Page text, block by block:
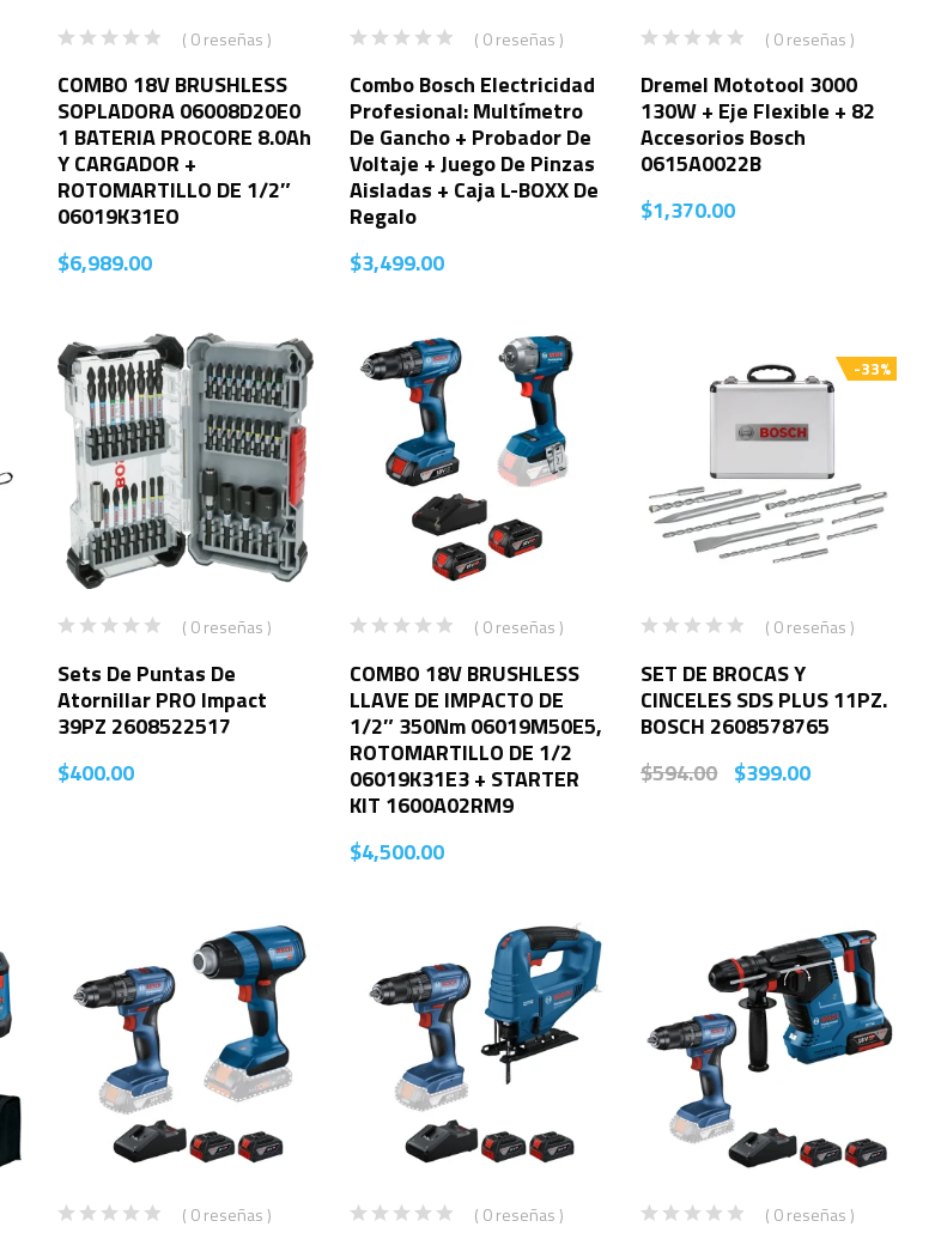
( 0 reseñas )
COMBO 18V BRUSHLESS
SOPLADORA 06008D20E0
1 BATERIA PROCORE 8.0Ah
Y CARGADOR +
ROTOMARTILLO DE 1/2″
06019K31EO
$6,989.00
( 0 reseñas )
Combo Bosch Electricidad
Profesional: Multímetro
De Gancho + Probador De
Voltaje + Juego De Pinzas
Aisladas + Caja L-BOXX De
Regalo
$3,499.00
( 0 reseñas )
Dremel Mototool 3000
130W + Eje Flexible + 82
Accesorios Bosch
0615A0022B
$1,370.00
( 0 reseñas )
Sets De Puntas De
Atornillar PRO Impact
39PZ 2608522517
$400.00
( 0 reseñas )
COMBO 18V BRUSHLESS
LLAVE DE IMPACTO DE
1/2″ 350Nm 06019M50E5,
ROTOMARTILLO DE 1/2
06019K31E3 + STARTER
KIT 1600A02RM9
$4,500.00
-33%
( 0 reseñas )
SET DE BROCAS Y
CINCELES SDS PLUS 11PZ.
BOSCH 2608578765
$594.00 $399.00
( 0 reseñas ) ( 0 reseñas ) ( 0 reseñas )